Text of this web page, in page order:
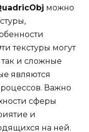
можно
текстуры могут
так и сложные
являются
Важно
сферы
и
на ней.